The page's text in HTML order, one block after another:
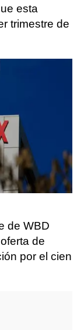
esta
trimestre de
de WBD
de
por el cien